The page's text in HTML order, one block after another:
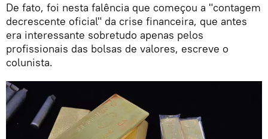
De fato, foi nesta falência que começou a "contagem
decrescente oficial" da crise financeira, que antes
era interessante sobretudo apenas pelos
profissionais das bolsas de valores, escreve o
colunista.